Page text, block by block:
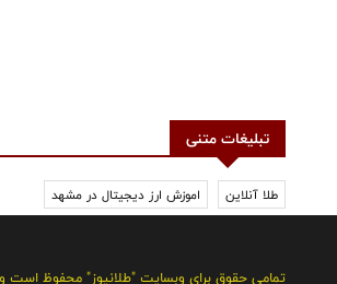
تبلیغات متنی
طلا آنلاین اموزش ارز دیجیتال در مشهد
تمامی حقوق برای وبسایت "طلانیوز" محفوظ است